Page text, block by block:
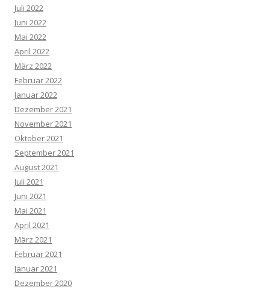
Juli 2022
Juni 2022
Mai 2022
April 2022
März 2022
Februar 2022
Januar 2022
Dezember 2021
November 2021
Oktober 2021
September 2021
August 2021
Juli 2021
Juni 2021
Mai 2021
April 2021
März 2021
Februar 2021
Januar 2021
Dezember 2020